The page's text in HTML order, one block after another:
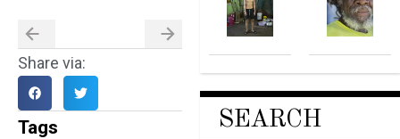
Share via:
Tags
SEARCH